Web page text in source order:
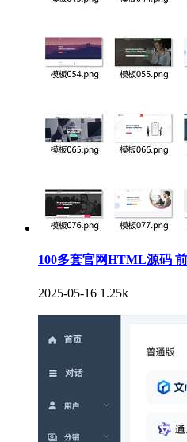
100多套官网HTML源码
2025-05-16 1.25k